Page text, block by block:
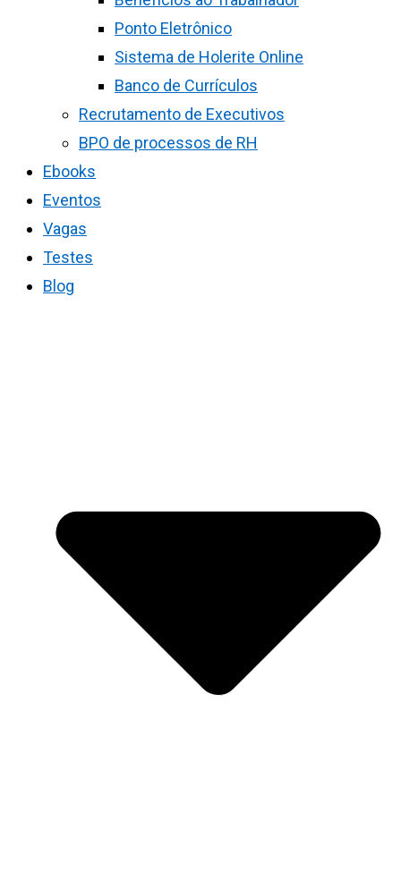
Ponto Eletrônico
Sistema de Holerite Online
Banco de Currículos
Recrutamento de Executivos
BPO de processos de RH
Ebooks
Eventos
Vagas
Testes
Blog